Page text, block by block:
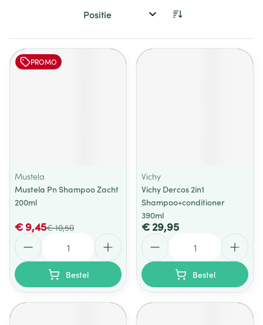
Sorteer op:
PROMO
Mustela
Mustela Pn Shampoo Zacht
200ml
€ 10,50
€ 9,45
Bestel
Vichy
Vichy Dercos 2in1
Shampoo+conditioner
390ml
€ 29,95
Bestel